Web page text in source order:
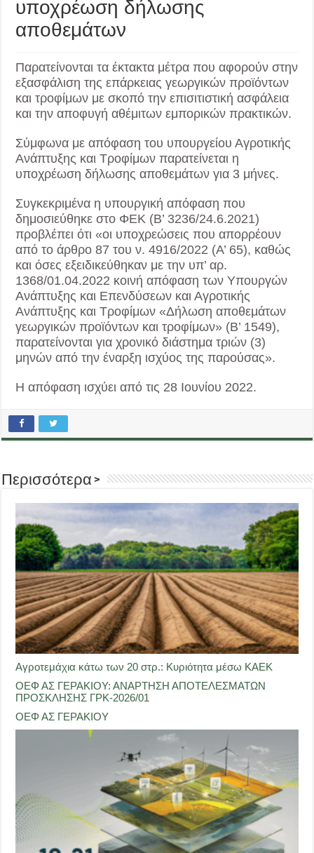
υποχρέωση δήλωσης
αποθεμάτων
Παρατείνονται τα έκτακτα μέτρα που αφορούν στην
εξασφάλιση της επάρκειας γεωργικών προϊόντων
και τροφίμων με σκοπό την επισιτιστική ασφάλεια
και την αποφυγή αθέμιτων εμπορικών πρακτικών.
Σύμφωνα με απόφαση του υπουργείου Αγροτικής
Ανάπτυξης και Τροφίμων παρατείνεται η
υποχρέωση δήλωσης αποθεμάτων για 3 μήνες.
Συγκεκριμένα η υπουργική απόφαση που
δημοσιεύθηκε στο ΦΕΚ (Β’ 3236/24.6.2021)
προβλέπει ότι «οι υποχρεώσεις που απορρέουν
από το άρθρο 87 του ν. 4916/2022 (Α’ 65), καθώς
και όσες εξειδικεύθηκαν με την υπ’ αρ.
1368/01.04.2022 κοινή απόφαση των Υπουργών
Ανάπτυξης και Επενδύσεων και Αγροτικής
Ανάπτυξης και Τροφίμων «Δήλωση αποθεμάτων
γεωργικών προϊόντων και τροφίμων» (Β’ 1549),
παρατείνονται για χρονικό διάστημα τριών (3)
μηνών από την έναρξη ισχύος της παρούσας».
Η απόφαση ισχύει από τις 28 Ιουνίου 2022.
Περισσότερα >
Αγροτεμάχια κάτω των 20 στρ.: Κυριότητα μέσω ΚΑΕΚ
ΟΕΦ ΑΣ ΓΕΡΑΚΙΟΥ: ΑΝΑΡΤΗΣΗ ΑΠΟΤΕΛΕΣΜΑΤΩΝ
ΠΡΟΣΚΛΗΣΗΣ ΓΡΚ-2026/01
ΟΕΦ ΑΣ ΓΕΡΑΚΙΟΥ